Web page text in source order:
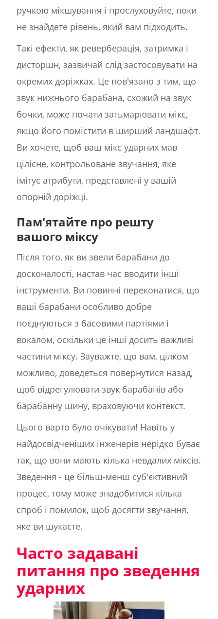
ручкою мікшування і прослуховуйте, поки
не знайдете рівень, який вам підходить.
Такі ефекти, як реверберація, затримка і
дисторшн, зазвичай слід застосовувати на
окремих доріжках. Це пов'язано з тим, що
звук нижнього барабана, схожий на звук
бочки, може почати затьмарювати мікс,
якщо його помістити в ширший ландшафт.
Ви хочете, щоб ваш мікс ударних мав
цілісне, контрольоване звучання, яке
імітує атрибути, представлені у вашій
опорній доріжці.
Пам'ятайте про решту
вашого міксу
Після того, як ви звели барабани до
досконалості, настав час вводити інші
інструменти. Ви повинні переконатися, що
ваші барабани особливо добре
поєднуються з басовими партіями і
вокалом, оскільки це інші досить важливі
частини міксу. Зауважте, що вам, цілком
можливо, доведеться повернутися назад,
щоб відрегулювати звук барабанів або
барабанну шину, враховуючи контекст.
Цього варто було очікувати! Навіть у
найдосвідченіших інженерів нерідко буває
так, що вони мають кілька невдалих міксів.
Зведення - це більш-менш суб'єктивний
процес, тому може знадобитися кілька
спроб і помилок, щоб досягти звучання,
яке ви шукаєте.
Часто задавані
питання про зведення
ударних